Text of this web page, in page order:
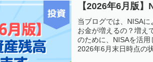
【2026年6月版
当ブログでは、NISA
お金が増えるの？増え
のために、NISAを活用
2026年6月末日時点の